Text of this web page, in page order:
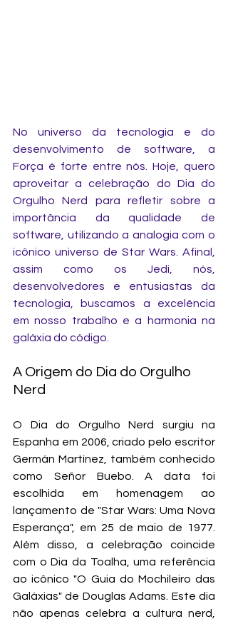
No universo da tecnologia e do
desenvolvimento de software, a
Força é forte entre nós. Hoje, quero
aproveitar a celebração do Dia do
Orgulho Nerd para refletir sobre a
importância da qualidade de
software, utilizando a analogia com o
icônico universo de Star Wars. Afinal,
assim como os Jedi, nós,
desenvolvedores e entusiastas da
tecnologia, buscamos a excelência
em nosso trabalho e a harmonia na
galáxia do código.
A Origem do Dia do Orgulho
Nerd
O Dia do Orgulho Nerd surgiu na
Espanha em 2006, criado pelo escritor
Germán Martínez, também conhecido
como Señor Buebo. A data foi
escolhida em homenagem ao
lançamento de "Star Wars: Uma Nova
Esperança", em 25 de maio de 1977.
Além disso, a celebração coincide
com o Dia da Toalha, uma referência
ao icônico "O Guia do Mochileiro das
Galáxias" de Douglas Adams. Este dia
não apenas celebra a cultura nerd,